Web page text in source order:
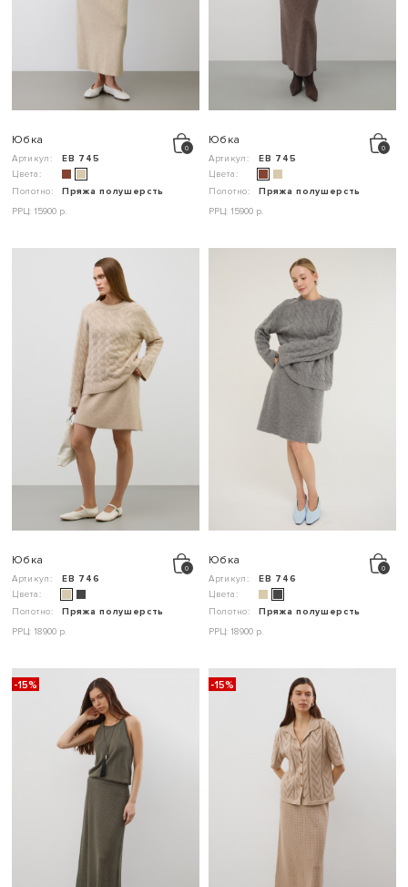
Юбка
Артикул:
ЕВ 745
Цвета:
Полотно:
Пряжа полушерсть
РРЦ: 15900 р.
Юбка
Артикул:
ЕВ 745
Цвета:
Полотно:
Пряжа полушерсть
РРЦ: 15900 р.
Юбка
Артикул:
ЕВ 746
Цвета:
Полотно:
Пряжа полушерсть
РРЦ: 18900 р.
Юбка
Артикул:
ЕВ 746
Цвета:
Полотно:
Пряжа полушерсть
РРЦ: 18900 р.
-15% -15%